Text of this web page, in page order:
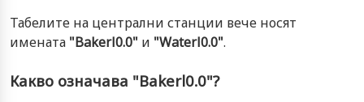
Табелите на централни станции вече носят
имената "Bakerl0.0" и "Waterl0.0".
Какво означава "Bakerl0.0"?